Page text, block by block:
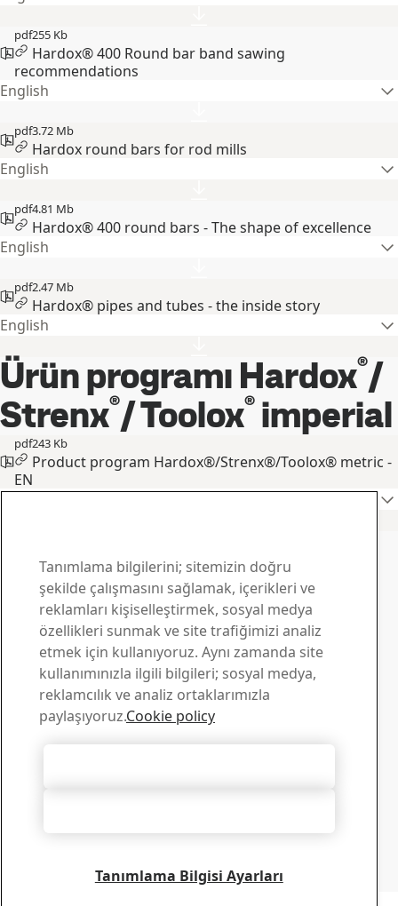
pdf255 Kb
Hardox® 400 Round bar band sawing
recommendations
English
pdf3.72 Mb
Hardox round bars for rod mills
English
pdf4.81 Mb
Hardox® 400 round bars - The shape of excellence
English
pdf2.47 Mb
Hardox® pipes and tubes - the inside story
English
Ürün programı Hardox®/
Strenx®/ Toolox® imperial
pdf243 Kb
Product program Hardox®/Strenx®/Toolox® metric -
EN
Sorularınız için bizimle
iletişim kurun
Yükleme Merkezi
SSAB broşürlerini, sertifikalarını ve diğer materyalleri
aratıp bilgisayarınıza yükleyebilirsiniz.
Yüklemelere git
Satış
Teknik Destek ile iletişime geçin
Tanımlama bilgilerini; sitemizin doğru
şekilde çalışmasını sağlamak, içerikleri ve
reklamları kişiselleştirmek, sosyal medya
özellikleri sunmak ve site trafiğimizi analiz
etmek için kullanıyoruz. Aynı zamanda site
kullanımınızla ilgili bilgileri; sosyal medya,
reklamcılık ve analiz ortaklarımızla
paylaşıyoruz.Cookie policy
Tanımlama Bilgisi Ayarları